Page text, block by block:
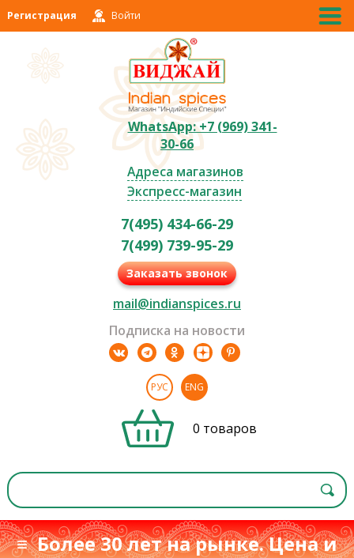
Регистрация Войти
WhatsApp: +7 (969) 341-
30-66
Адреса магазинов
Экспресс-магазин
7(495) 434-66-29
7(499) 739-95-29
Заказать звонок
mail@indianspices.ru
Подписка на новости
РУС ENG
0 товаров
≡ Более 30 лет на рынке. Цена и